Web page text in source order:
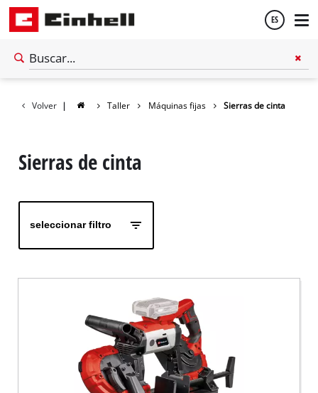
ES
Volver | Taller Máquinas fijas Sierras de cinta
Sierras de cinta
seleccionar filtro